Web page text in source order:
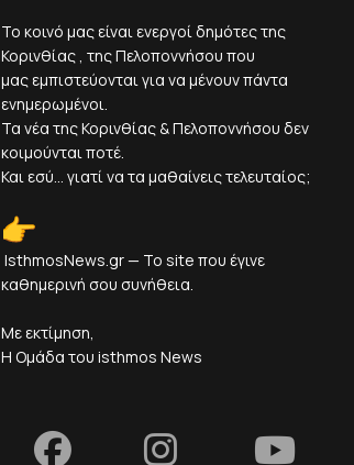
Το κοινό μας είναι ενεργοί δημότες της
Κορινθίας , της Πελοποννήσου που
μας εμπιστεύονται για να μένουν πάντα
ενημερωμένοι.
Τα νέα της Κορινθίας & Πελοποννήσου δεν
κοιμούνται ποτέ.
Και εσύ... γιατί να τα μαθαίνεις τελευταίος;
IsthmosNews.gr — Το site που έγινε
καθημερινή σου συνήθεια.
Με εκτίμηση,
Η Ομάδα του isthmos News